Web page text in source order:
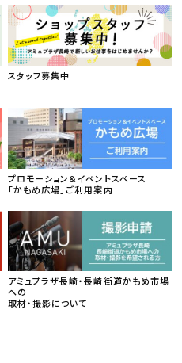
スタッフ募集中
プロモーション＆イベントスペース
「かもめ広場」ご利用案内
アミュプラザ長崎・長崎街道かもめ市場
への
取材・撮影について